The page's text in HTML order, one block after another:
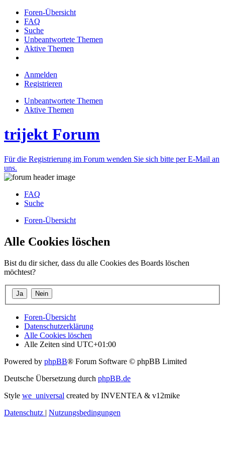
Foren-Übersicht
FAQ
Suche
Unbeantwortete Themen
Aktive Themen
Anmelden
Registrieren
Unbeantwortete Themen
Aktive Themen
trijekt Forum
Für die Registrierung im Forum wenden Sie sich bitte per E-Mail an
uns.
FAQ
Suche
Foren-Übersicht
Alle Cookies löschen
Bist du dir sicher, dass du alle Cookies des Boards löschen
möchtest?
Foren-Übersicht
Datenschutzerklärung
Alle Cookies löschen
Alle Zeiten sind UTC+01:00
Powered by phpBB® Forum Software © phpBB Limited
Deutsche Übersetzung durch phpBB.de
Style we_universal created by INVENTEA & v12mike
Datenschutz | Nutzungsbedingungen